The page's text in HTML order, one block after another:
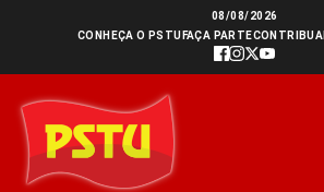
conteúdo
08/08/2026
CONHEÇA O PSTU FAÇA PARTECONTRIBUA